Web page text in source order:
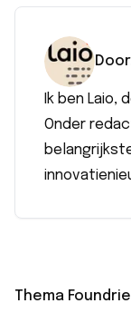
Ik ben Laio,
Onder
Thema